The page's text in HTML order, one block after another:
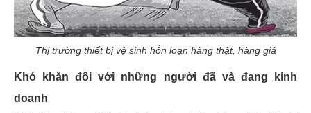
Thị trường thiết bị vệ sinh hỗn loạn hàng thật, hàng giả
Khó khăn đối với những người đã và đang kinh
doanh